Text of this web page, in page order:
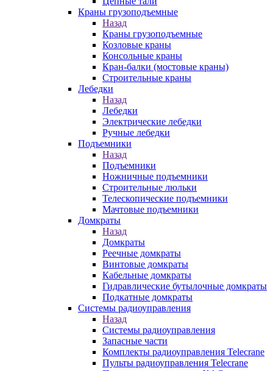
Краны грузоподъемные
Назад
Краны грузоподъемные
Козловые краны
Консольные краны
Кран-балки (мостовые краны)
Строительные краны
Лебедки
Назад
Лебедки
Электрические лебедки
Ручные лебедки
Подъемники
Назад
Подъемники
Ножничные подъемники
Строительные люльки
Телескопические подъемники
Мачтовые подъемники
Домкраты
Назад
Домкраты
Реечные домкраты
Винтовые домкраты
Кабельные домкраты
Гидравлические бутылочные домкраты
Подкатные домкраты
Системы радиоуправления
Назад
Системы радиоуправления
Запасные части
Комплекты радиоуправления Telecrane
Пульты радиоуправления Telecrane